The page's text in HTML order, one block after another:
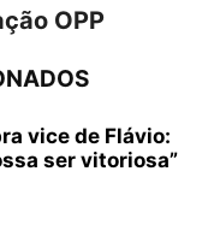
OPP
vice de Flávio:
ser vitoriosa”